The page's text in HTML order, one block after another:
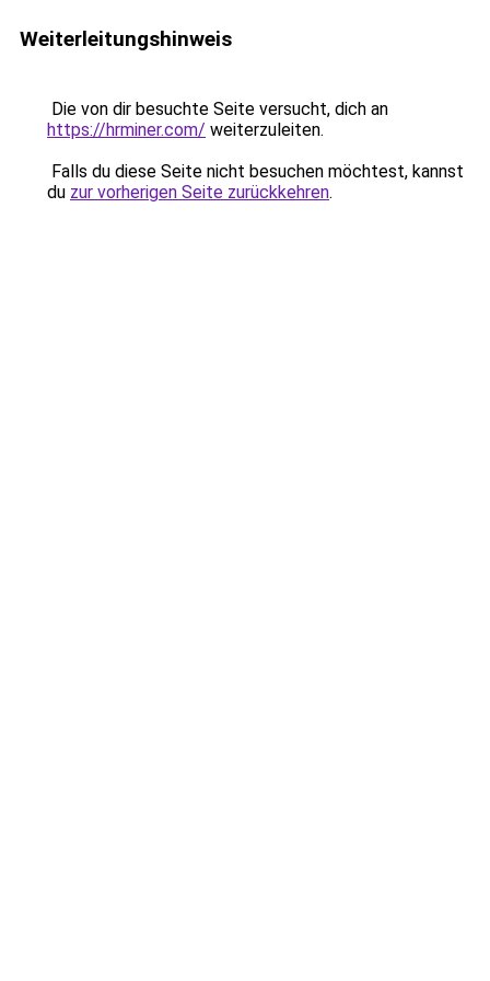
Weiterleitungshinweis
Die von dir besuchte Seite versucht, dich an
https://hrminer.com/ weiterzuleiten.
Falls du diese Seite nicht besuchen möchtest, kannst
du zur vorherigen Seite zurückkehren.